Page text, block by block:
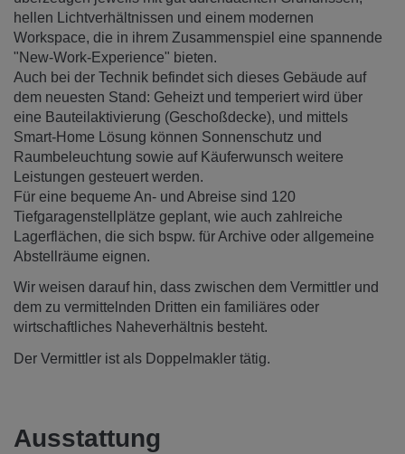
hellen Lichtverhältnissen und einem modernen
Workspace, die in ihrem Zusammenspiel eine spannende
"New-Work-Experience" bieten.
Auch bei der Technik befindet sich dieses Gebäude auf
dem neuesten Stand: Geheizt und temperiert wird über
eine Bauteilaktivierung (Geschoßdecke), und mittels
Smart-Home Lösung können Sonnenschutz und
Raumbeleuchtung sowie auf Käuferwunsch weitere
Leistungen gesteuert werden.
Für eine bequeme An- und Abreise sind 120
Tiefgaragenstellplätze geplant, wie auch zahlreiche
Lagerflächen, die sich bspw. für Archive oder allgemeine
Abstellräume eignen.
Wir weisen darauf hin, dass zwischen dem Vermittler und
dem zu vermittelnden Dritten ein familiäres oder
wirtschaftliches Naheverhältnis besteht.
Der Vermittler ist als Doppelmakler tätig.
Ausstattung